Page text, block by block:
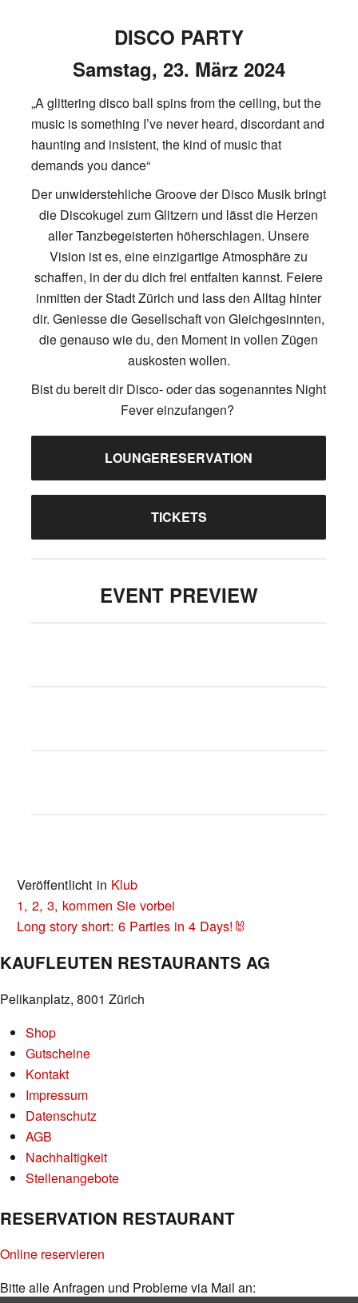
DISCO PARTY
Samstag, 23. März 2024
„A glittering disco ball spins from the ceiling, but the
music is something I’ve never heard, discordant and
haunting and insistent, the kind of music that
demands you dance“
Der unwiderstehliche Groove der Disco Musik bringt
die Discokugel zum Glitzern und lässt die Herzen
aller Tanzbegeisterten höherschlagen. Unsere
Vision ist es, eine einzigartige Atmosphäre zu
schaffen, in der du dich frei entfalten kannst. Feiere
inmitten der Stadt Zürich und lass den Alltag hinter
dir. Geniesse die Gesellschaft von Gleichgesinnten,
die genauso wie du, den Moment in vollen Zügen
auskosten wollen.
Bist du bereit dir Disco- oder das sogenanntes Night
Fever einzufangen?
LOUNGERESERVATION
TICKETS
EVENT PREVIEW
Veröffentlicht in Klub
BEITRAGS-
NAVIGATION
1, 2, 3, kommen Sie vorbei
Long story short: 6 Parties in 4 Days!🐰
KAUFLEUTEN RESTAURANTS AG
Pelikanplatz, 8001 Zürich
Shop
Gutscheine
Kontakt
Impressum
Datenschutz
AGB
Nachhaltigkeit
Stellenangebote
RESERVATION RESTAURANT
Online reservieren
Bitte alle Anfragen und Probleme via Mail an: